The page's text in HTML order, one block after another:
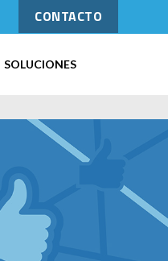
CONTACTO
SOLUCIONES